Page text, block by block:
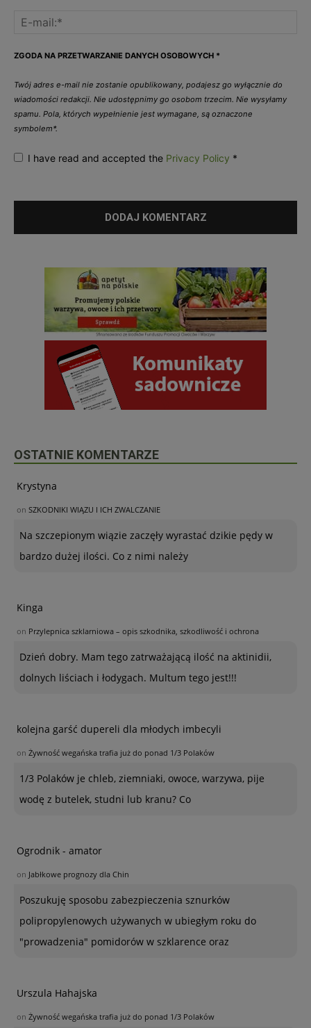
ZGODA NA PRZETWARZANIE DANYCH OSOBOWYCH *
Twój adres e-mail nie zostanie opublikowany, podajesz go wyłącznie do
wiadomości redakcji. Nie udostępnimy go osobom trzecim. Nie wysyłamy
spamu. Pola, których wypełnienie jest wymagane, są oznaczone
symbolem*.
I have read and accepted the Privacy Policy *
OSTATNIE KOMENTARZE
Krystyna
on SZKODNIKI WIĄZU I ICH ZWALCZANIE
Na szczepionym wiązie zaczęły wyrastać dzikie pędy w
bardzo dużej ilości. Co z nimi należy
Kinga
on Przylepnica szklarniowa – opis szkodnika, szkodliwość i ochrona
Dzień dobry. Mam tego zatrważającą ilość na aktinidii,
dolnych liściach i łodygach. Multum tego jest!!!
kolejna garść dupereli dla młodych imbecyli
on Żywność wegańska trafia już do ponad 1/3 Polaków
1/3 Polaków je chleb, ziemniaki, owoce, warzywa, pije
wodę z butelek, studni lub kranu? Co
Ogrodnik - amator
on Jabłkowe prognozy dla Chin
Poszukuję sposobu zabezpieczenia sznurków
polipropylenowych używanych w ubiegłym roku do
"prowadzenia" pomidorów w szklarence oraz
Urszula Hahajska
on Żywność wegańska trafia już do ponad 1/3 Polaków